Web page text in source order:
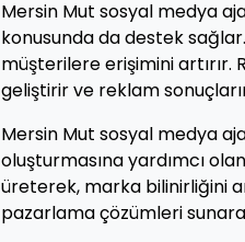
Mersin Mut sosyal medya
konusunda da destek
müşterilere erişimini artırır.
geliştirir ve reklam
Mersin Mut sosyal medya
oluşturmasına yardımcı
üreterek, marka bilinirliğini
pazarlama çözümleri